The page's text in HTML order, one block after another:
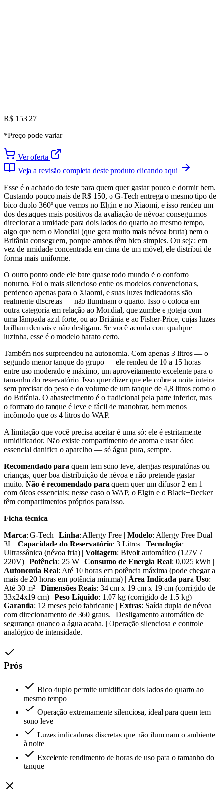
R$ 153,27
*Preço pode variar
Ver oferta
Veja a revisão completa deste produto clicando aqui
Esse é o achado do teste para quem quer gastar pouco e dormir bem.
Custando pouco mais de R$ 150, o G-Tech entrega o mesmo tipo de
bico duplo 360º que vemos no Elgin e no Xiaomi, e isso rendeu um
dos destaques mais positivos da avaliação de névoa: conseguimos
direcionar a umidade para dois lados do quarto ao mesmo tempo,
algo que nem o Mondial (que gera muito mais névoa bruta) nem o
Britânia conseguem, porque ambos têm bico simples. Ou seja: em
vez de umidade concentrada em cima de um móvel, ele distribui de
forma mais uniforme.
O outro ponto onde ele bate quase todo mundo é o conforto
noturno. Foi o mais silencioso entre os modelos convencionais,
perdendo apenas para o Xiaomi, e suas luzes indicadoras são
realmente discretas — não iluminam o quarto. Isso o coloca em
outra categoria em relação ao Mondial, que zumbe e goteja com
uma lâmpada azul forte, ou ao Britânia e ao Fisher-Price, cujas luzes
brilham demais e não desligam. Se você acorda com qualquer
luzinha, esse é o modelo barato certo.
Também nos surpreendeu na autonomia. Com apenas 3 litros — o
segundo menor tanque do grupo — ele rendeu de 10 a 15 horas
entre uso moderado e máximo, um aproveitamento excelente para o
tamanho do reservatório. Isso quer dizer que ele cobre a noite inteira
sem precisar do peso e do volume de um tanque de 4,8 litros como o
do Britânia. O abastecimento é o tradicional pela parte inferior, mas
o formato do tanque é leve e fácil de manobrar, bem menos
incômodo que os 4 litros do WAP.
A limitação que você precisa aceitar é uma só: ele é estritamente
umidificador. Não existe compartimento de aroma e usar óleo
essencial danifica o aparelho — só água pura, sempre.
Recomendado para quem tem sono leve, alergias respiratórias ou
crianças, quer boa distribuição de névoa e não pretende gastar
muito. Não é recomendado para quem quer um difusor 2 em 1
com óleos essenciais; nesse caso o WAP, o Elgin e o Black+Decker
têm compartimentos próprios para isso.
Ficha técnica
Marca: G-Tech | Linha: Allergy Free | Modelo: Allergy Free Dual
3L | Capacidade do Reservatório: 3 Litros | Tecnologia:
Ultrassônica (névoa fria) | Voltagem: Bivolt automático (127V /
220V) | Potência: 25 W | Consumo de Energia Real: 0,025 kWh |
Autonomia Real: Até 10 horas em potência máxima (pode chegar a
mais de 20 horas em potência mínima) | Área Indicada para Uso:
Até 30 m² | Dimensões Reais: 34 cm x 19 cm x 19 cm (corrigido de
33x24x19 cm) | Peso Líquido: 1,07 kg (corrigido de 1,5 kg) |
Garantia: 12 meses pelo fabricante | Extras: Saída dupla de névoa
com direcionamento de 360 graus. | Desligamento automático de
segurança quando a água acaba. | Operação silenciosa e controle
analógico de intensidade.
Prós
Bico duplo permite umidificar dois lados do quarto ao
mesmo tempo
Operação extremamente silenciosa, ideal para quem tem
sono leve
Luzes indicadoras discretas que não iluminam o ambiente
à noite
Excelente rendimento de horas de uso para o tamanho do
tanque